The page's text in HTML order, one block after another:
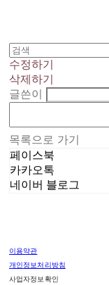
수정하기
삭제하기
글쓴이
목록으로 가기
페이스북
카카오톡
네이버 블로그
이용약관
개인정보처리방침
사업자정보확인